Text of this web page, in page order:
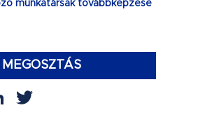
munkatársak továbbképzése
MEGOSZTÁS
LinkedIn